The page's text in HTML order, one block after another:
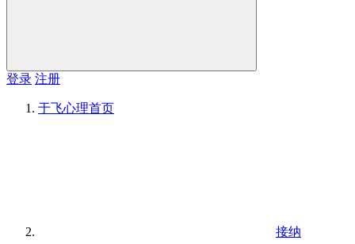
登录 注册
于飞心理首页
接纳